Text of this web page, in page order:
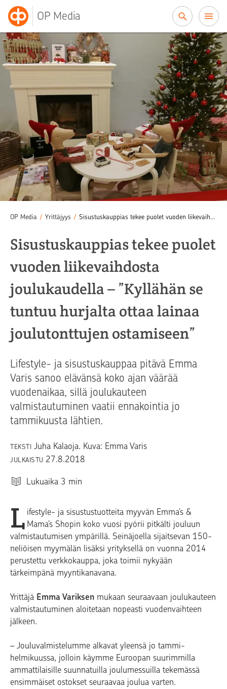
OP Media
OP Media / Yrittäjyys / Sisustuskauppias tekee puolet vuoden liikevaihdosta joulukaudella – ”Kyllähän se tuntuu hurjalta ottaa lainaa joulutonttujen ostamiseen”
Sisustuskauppias tekee puolet
vuoden liikevaihdosta
joulukaudella – ”Kyllähän se
tuntuu hurjalta ottaa lainaa
joulutonttujen ostamiseen”
Lifestyle- ja sisustuskauppaa pitävä Emma
Varis sanoo elävänsä koko ajan väärää
vuodenaikaa, sillä joulukauteen
valmistautuminen vaatii ennakointia jo
tammikuusta lähtien.
TEKSTI Juha Kalaoja. Kuva: Emma Varis
JULKAISTU 27.8.2018
Lukuaika 3 min
L ifestyle- ja sisustustuotteita myyvän Emma’s &
Mama’s Shopin koko vuosi pyörii pitkälti jouluun
valmistautumisen ympärillä. Seinäjoella sijaitsevan 150-
neliöisen myymälän lisäksi yrityksellä on vuonna 2014
perustettu verkkokauppa, joka toimii nykyään
tärkeimpänä myyntikanavana.
Yrittäjä Emma Variksen mukaan seuraavaan joulukauteen
valmistautuminen aloitetaan nopeasti vuodenvaihteen
jälkeen.
– Jouluvalmistelumme alkavat yleensä jo tammi-
helmikuussa, jolloin käymme Euroopan suurimmilla
ammattilaisille suunnatuilla joulumessuilla tekemässä
ensimmäiset ostokset seuraavaa joulua varten.